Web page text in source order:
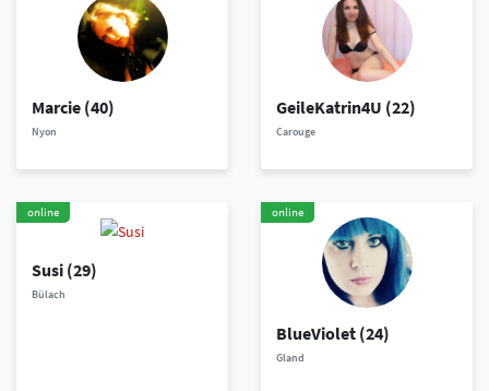
Marcie (40)
Nyon
GeileKatrin4U (22)
Carouge
online
Susi (29)
Bülach
online
BlueViolet (24)
Gland